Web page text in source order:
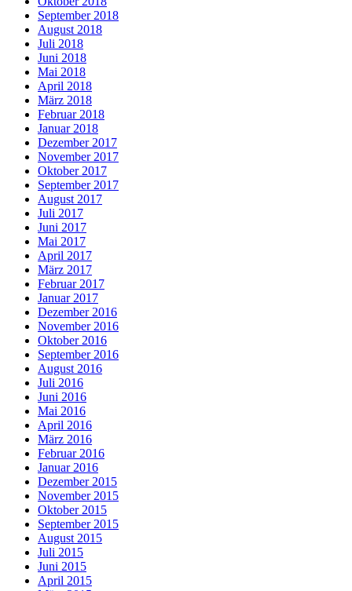
September 2018
August 2018
Juli 2018
Juni 2018
Mai 2018
April 2018
März 2018
Februar 2018
Januar 2018
Dezember 2017
November 2017
Oktober 2017
September 2017
August 2017
Juli 2017
Juni 2017
Mai 2017
April 2017
März 2017
Februar 2017
Januar 2017
Dezember 2016
November 2016
Oktober 2016
September 2016
August 2016
Juli 2016
Juni 2016
Mai 2016
April 2016
März 2016
Februar 2016
Januar 2016
Dezember 2015
November 2015
Oktober 2015
September 2015
August 2015
Juli 2015
Juni 2015
April 2015